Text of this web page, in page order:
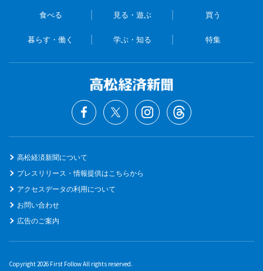
食べる 見る・遊ぶ 買う
暮らす・働く 学ぶ・知る 特集
高松経済新聞について
プレスリリース・情報提供はこちらから
アクセスデータの利用について
お問い合わせ
広告のご案内
Copyright 2026 First Follow All rights reserved.